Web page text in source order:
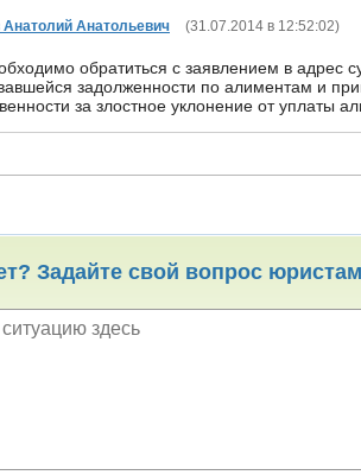
Анатолий Анатольевич (31.07.2014 в 12:52:02)
обратиться с заявлением в адрес
задолженности по алиментам и
за злостное уклонение от уплаты
Задайте свой вопрос юристам